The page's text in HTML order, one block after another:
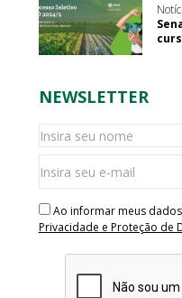
NEWSLETTER
Ao informar meus
Privacidade e Proteção de